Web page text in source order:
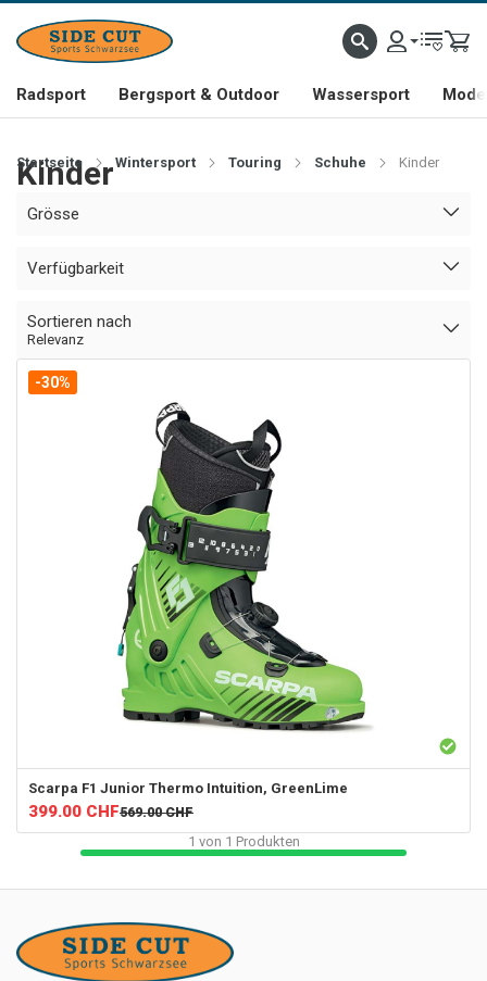
Radsport Bergsport & Outdoor Wassersport
Startseite Wintersport Touring Schuhe Kinder
Kinder
Grösse
Verfügbarkeit
Sortieren nach
Relevanz
-30%
Scarpa F1 Junior Thermo Intuition, GreenLime
399.00 CHF569.00 CHF
1 von 1 Produkten